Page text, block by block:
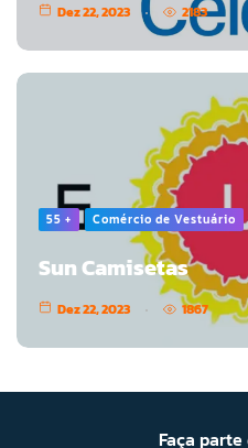
Dez 22, 2023 2183
55 + Comércio de Vestuário
Sun Camisetas
Dez 22, 2023 1867
Faça